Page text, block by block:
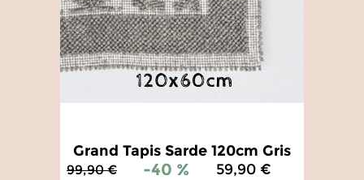
Grand Tapis Sarde 120cm Gris
99,90 € -40 % 59,90 €